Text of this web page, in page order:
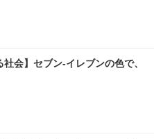
社会】セブン‐イレブンの色で、